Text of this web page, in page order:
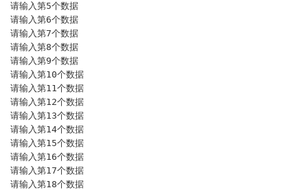
请输入第5个数据
请输入第6个数据
请输入第7个数据
请输入第8个数据
请输入第9个数据
请输入第10个数据
请输入第11个数据
请输入第12个数据
请输入第13个数据
请输入第14个数据
请输入第15个数据
请输入第16个数据
请输入第17个数据
请输入第18个数据